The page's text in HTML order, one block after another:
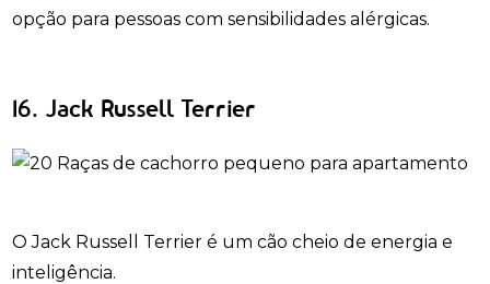
opção para pessoas com sensibilidades alérgicas.
16. Jack Russell Terrier
O Jack Russell Terrier é um cão cheio de energia e
inteligência.